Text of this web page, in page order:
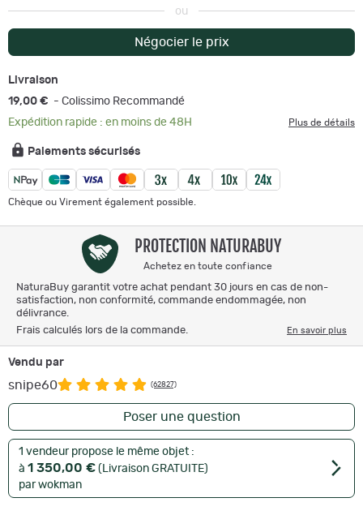
ou
Négocier le prix
Livraison
19,00 € - Colissimo Recommandé
Expédition rapide : en moins de 48H
Plus de détails
Paiements sécurisés
Chèque ou Virement également possible.
PROTECTION NATURABUY
Achetez en toute confiance
NaturaBuy garantit votre achat pendant 30 jours en cas de non-
satisfaction, non conformité, commande endommagée, non
délivrance.
Frais calculés lors de la commande.
En savoir plus
Vendu par
snipe60 (62827)
Poser une question
1 vendeur propose le même objet :
à 1 350,00 € (Livraison GRATUITE)
par wokman